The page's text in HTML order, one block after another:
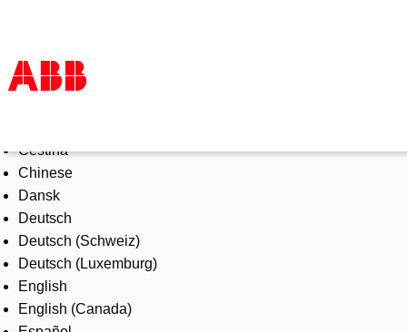
Products & Solutions
Industries
Services
About us
Where to buy
Contact us
Careers
Čeština
Chinese
Dansk
Deutsch
Deutsch (Schweiz)
Deutsch (Luxemburg)
English
English (Canada)